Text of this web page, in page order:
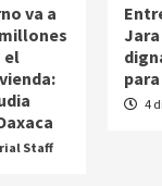
va a
el
Staff
4